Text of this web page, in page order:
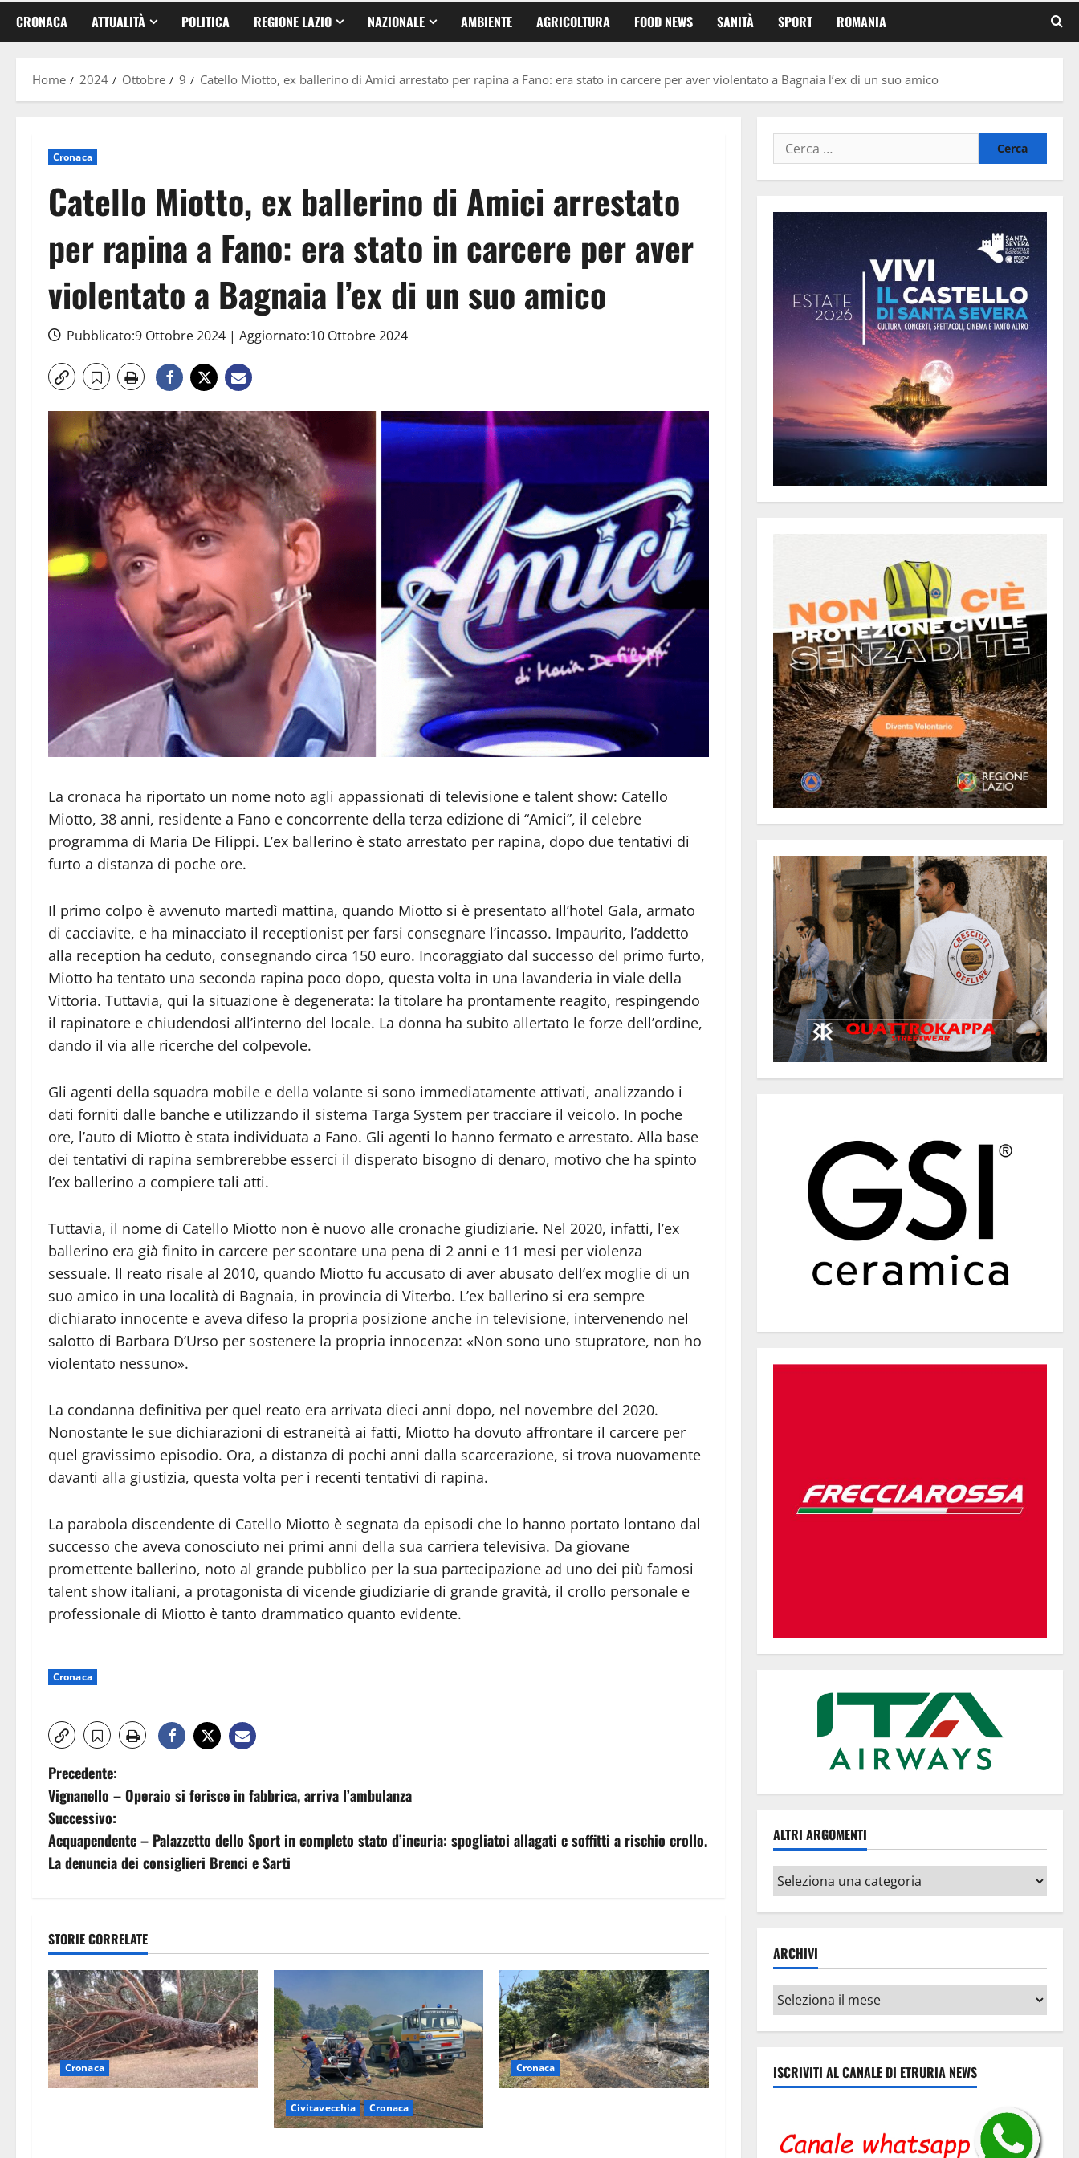
CRONACA ATTUALITÀ POLITICA REGIONE LAZIO NAZIONALE AMBIENTE AGRICOLTURA FOOD NEWS SANITÀ SPORT ROMANIA
Home 2024 Ottobre 9 Catello Miotto, ex ballerino di Amici arrestato per rapina a Fano: era stato in carcere per aver violentato a Bagnaia l’ex di un suo amico
Cronaca
Catello Miotto, ex ballerino di Amici arrestato
per rapina a Fano: era stato in carcere per aver
violentato a Bagnaia l’ex di un suo amico
Pubblicato:9 Ottobre 2024 | Aggiornato:10 Ottobre 2024
La cronaca ha riportato un nome noto agli appassionati di televisione e talent show: Catello
Miotto, 38 anni, residente a Fano e concorrente della terza edizione di “Amici”, il celebre
programma di Maria De Filippi. L’ex ballerino è stato arrestato per rapina, dopo due tentativi di
furto a distanza di poche ore.
Il primo colpo è avvenuto martedì mattina, quando Miotto si è presentato all’hotel Gala, armato
di cacciavite, e ha minacciato il receptionist per farsi consegnare l’incasso. Impaurito, l’addetto
alla reception ha ceduto, consegnando circa 150 euro. Incoraggiato dal successo del primo furto,
Miotto ha tentato una seconda rapina poco dopo, questa volta in una lavanderia in viale della
Vittoria. Tuttavia, qui la situazione è degenerata: la titolare ha prontamente reagito, respingendo
il rapinatore e chiudendosi all’interno del locale. La donna ha subito allertato le forze dell’ordine,
dando il via alle ricerche del colpevole.
Gli agenti della squadra mobile e della volante si sono immediatamente attivati, analizzando i
dati forniti dalle banche e utilizzando il sistema Targa System per tracciare il veicolo. In poche
ore, l’auto di Miotto è stata individuata a Fano. Gli agenti lo hanno fermato e arrestato. Alla base
dei tentativi di rapina sembrerebbe esserci il disperato bisogno di denaro, motivo che ha spinto
l’ex ballerino a compiere tali atti.
Tuttavia, il nome di Catello Miotto non è nuovo alle cronache giudiziarie. Nel 2020, infatti, l’ex
ballerino era già finito in carcere per scontare una pena di 2 anni e 11 mesi per violenza
sessuale. Il reato risale al 2010, quando Miotto fu accusato di aver abusato dell’ex moglie di un
suo amico in una località di Bagnaia, in provincia di Viterbo. L’ex ballerino si era sempre
dichiarato innocente e aveva difeso la propria posizione anche in televisione, intervenendo nel
salotto di Barbara D’Urso per sostenere la propria innocenza: «Non sono uno stupratore, non ho
violentato nessuno».
La condanna definitiva per quel reato era arrivata dieci anni dopo, nel novembre del 2020.
Nonostante le sue dichiarazioni di estraneità ai fatti, Miotto ha dovuto affrontare il carcere per
quel gravissimo episodio. Ora, a distanza di pochi anni dalla scarcerazione, si trova nuovamente
davanti alla giustizia, questa volta per i recenti tentativi di rapina.
La parabola discendente di Catello Miotto è segnata da episodi che lo hanno portato lontano dal
successo che aveva conosciuto nei primi anni della sua carriera televisiva. Da giovane
promettente ballerino, noto al grande pubblico per la sua partecipazione ad uno dei più famosi
talent show italiani, a protagonista di vicende giudiziarie di grande gravità, il crollo personale e
professionale di Miotto è tanto drammatico quanto evidente.
Cronaca
N
a
v
i
a
z
i
o
n
Precedente:
Vignanello – Operaio si ferisce in fabbrica, arriva l’ambulanza
Successivo:
Acquapendente – Palazzetto dello Sport in completo stato d’incuria: spogliatoi allagati e soffitti a rischio crollo.
La denuncia dei consiglieri Brenci e Sarti
STORIE CORRELATE
Cronaca
Civitavecchia Cronaca
Cronaca
Ricerca
per:
ALTRI ARGOMENTI
Altri
argomenti
ARCHIVI
Archivi
ISCRIVITI AL CANALE DI ETRURIA NEWS